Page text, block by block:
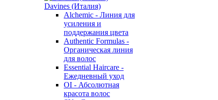
Davines (Италия)
Alchemic - Линия для
усиления и
поддержания цвета
Authentic Formulas -
Органическая линия
для волос
Essential Haircare -
Eжедневный уход
OI - Абсолютная
красота волос